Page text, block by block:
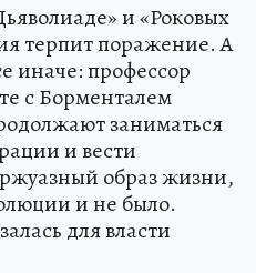
и «Роковых
терпит поражение. А
иначе: профессор
с Борменталем
заниматься
и вести
образ жизни,
и не было.
для власти